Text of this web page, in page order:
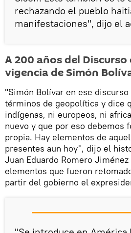
rechazando el pueblo
manifestaciones", dijo el
A 200 años del
vigencia de Simón
"Simón Bolívar en ese discurso
términos de geopolítica y dice
indígenas, ni europeos, ni
nuevo y que por eso debemos
propia. Hay elementos de
presentes aun hoy", dijo el
Juan Eduardo Romero
elementos que fueron
partir del gobierno el